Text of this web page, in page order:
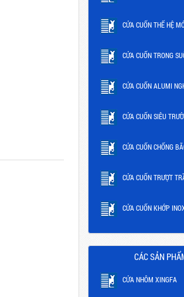
CỬA CUỐN THẾ HỆ
CỬA CUỐN TRONG
CỬA CUỐN ALUMI
CỬA CUỐN SIÊU
CỬA CUỐN CHỐNG
CỬA CUỐN TRƯỢT
CỬA CUỐN KHỚP
CÁC SẢN
CỬA NHÔM XINGFA